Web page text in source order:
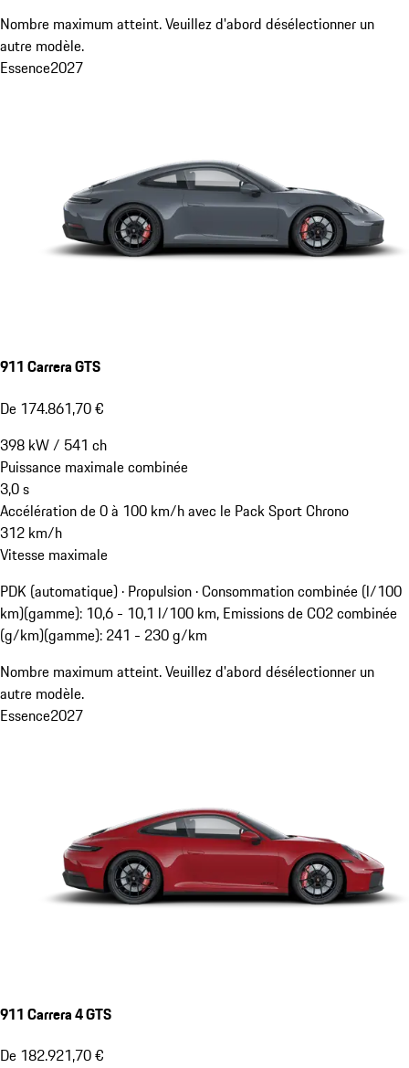
Nombre maximum atteint. Veuillez d'abord désélectionner un
autre modèle.
Essence2027
911 Carrera GTS
De 174.861,70 €
398 kW/ 541 ch
Puissance maximale combinée
3,0s
Accélération de 0 à 100 km/h avec le Pack Sport Chrono
312 km/h
Vitesse maximale
PDK (automatique) · Propulsion ·Consommation combinée (l/100
km)(gamme): 10,6 - 10,1 l/100 km, Emissions de CO2 combinée
(g/km)(gamme): 241 - 230 g/km
Nombre maximum atteint. Veuillez d'abord désélectionner un
autre modèle.
Essence2027
911 Carrera 4 GTS
De 182.921,70 €